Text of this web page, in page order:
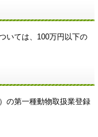
いては、100万円以下の
の第一種動物取扱業登録